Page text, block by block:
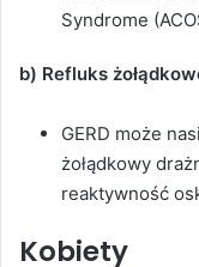
Syndrome
b) Refluks
GERD może
żołądkowy
reaktywność
Kobiety